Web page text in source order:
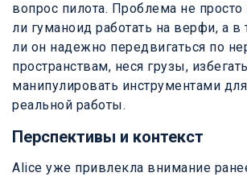
вопрос пилота. Проблема не
ли гуманоид работать на верфи, а в
ли он надежно передвигаться по
пространствам, неся грузы,
манипулировать инструментами
реальной работы.
Перспективы и контекст
Alice уже привлекла внимание